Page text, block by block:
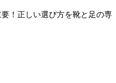
！正しい選び方を靴と足の専